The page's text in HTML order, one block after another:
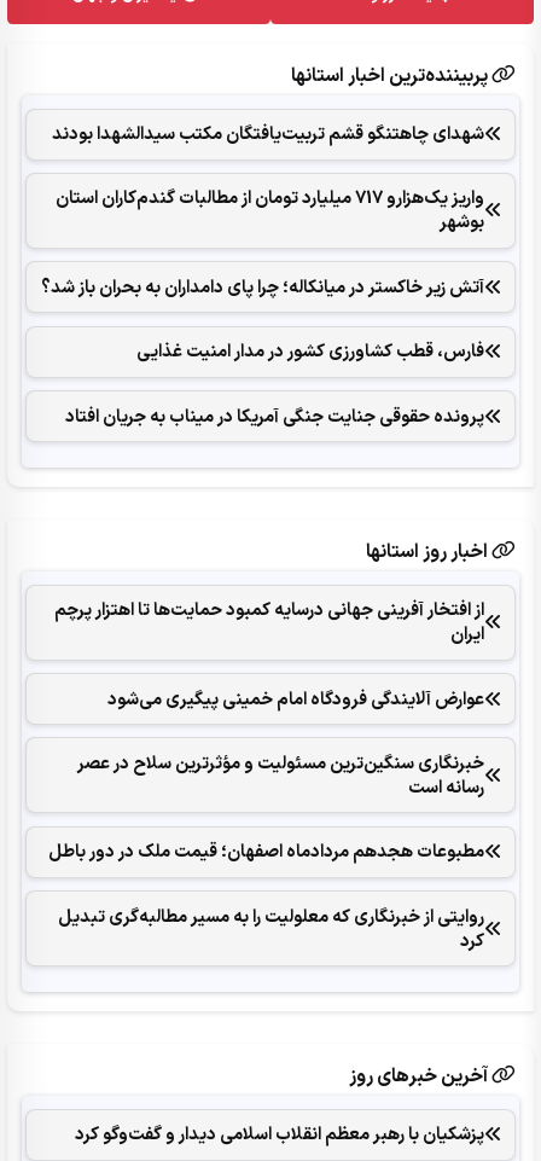
پربیننده‌ترین اخبار استانها
شهدای چاهتنگو قشم تربیت‌یافتگان مکتب سیدالشهدا بودند
واریز یک‌هزارو 717 میلیارد تومان از مطالبات گندم‌کاران استان
بوشهر
آتش زیر خاکستر در میانکاله؛ چرا پای دامداران به بحران باز شد؟
فارس، قطب کشاورزی کشور در مدار امنیت غذایی
پرونده حقوقی جنایت جنگی آمریکا در میناب به جریان افتاد
اخبار روز استانها
از افتخار آفرینی جهانی درسایه کمبود حمایت‌ها تا اهتزار پرچم
ایران
عوارض آلایندگی فرودگاه امام خمینی پیگیری می‌شود
خبرنگاری سنگین‌ترین مسئولیت و مؤثرترین سلاح در عصر
رسانه است
مطبوعات هجدهم مردادماه اصفهان؛ قیمت ملک در دور باطل
روایتی از خبرنگاری که معلولیت را به مسیر مطالبه‌گری تبدیل
کرد
آخرین خبرهای روز
پزشکیان با رهبر معظم انقلاب اسلامی دیدار و گفت‌وگو کرد